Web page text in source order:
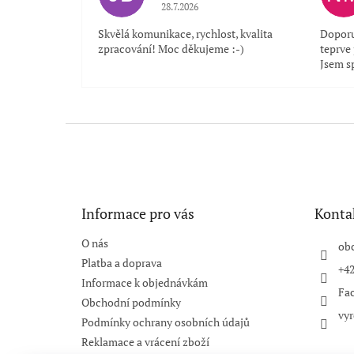
28.7.2026
Skvělá komunikace, rychlost, kvalita
zpracování! Moc děkujeme :-)
teprve
Jsem
Informace pro vás
O nás
Platba a doprava
Informace k objednávkám
Obchodní podmínky
Podmínky ochrany osobních údajů
Reklamace a vrácení zboží